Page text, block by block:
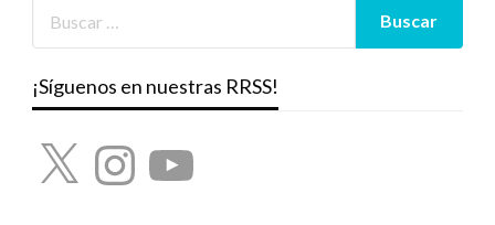
¡Síguenos en nuestras RRSS!
X InstagramYouTube